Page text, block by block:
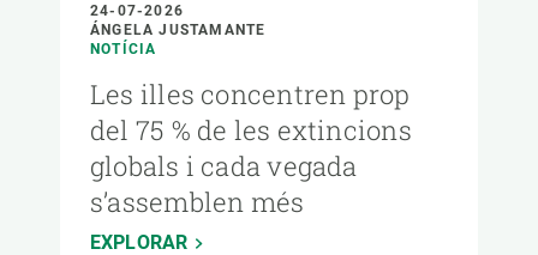
24-07-2026
ÁNGELA JUSTAMANTE
NOTÍCIA
Les illes concentren prop
del 75 % de les extincions
globals i cada vegada
s’assemblen més
EXPLORAR